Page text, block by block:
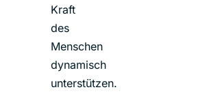
Kraft
des
Menschen
dynamisch
unterstützen.